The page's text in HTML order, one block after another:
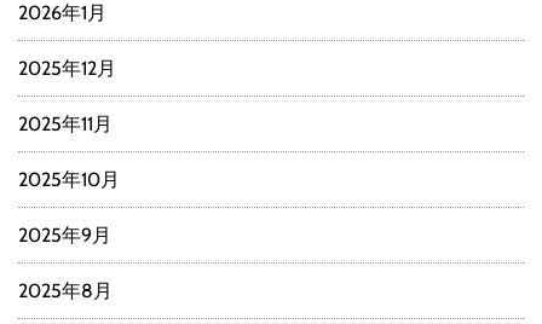
2026年1月
2025年12月
2025年11月
2025年10月
2025年9月
2025年8月